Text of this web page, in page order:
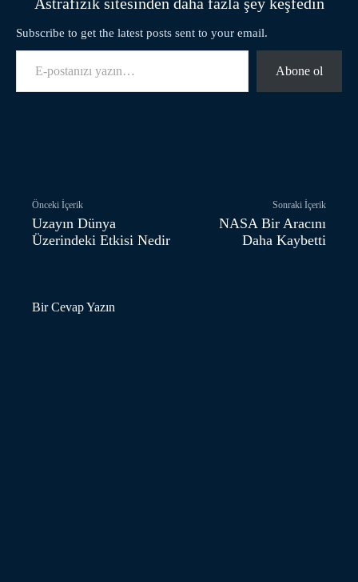
Subscribe to get the latest posts sent to your email.
E-postanızı yazın…
Abone ol
Önceki İçerik
Uzayın Dünya
Üzerindeki Etkisi Nedir
Sonraki İçerik
NASA Bir Aracını
Daha Kaybetti
Bir Cevap Yazın